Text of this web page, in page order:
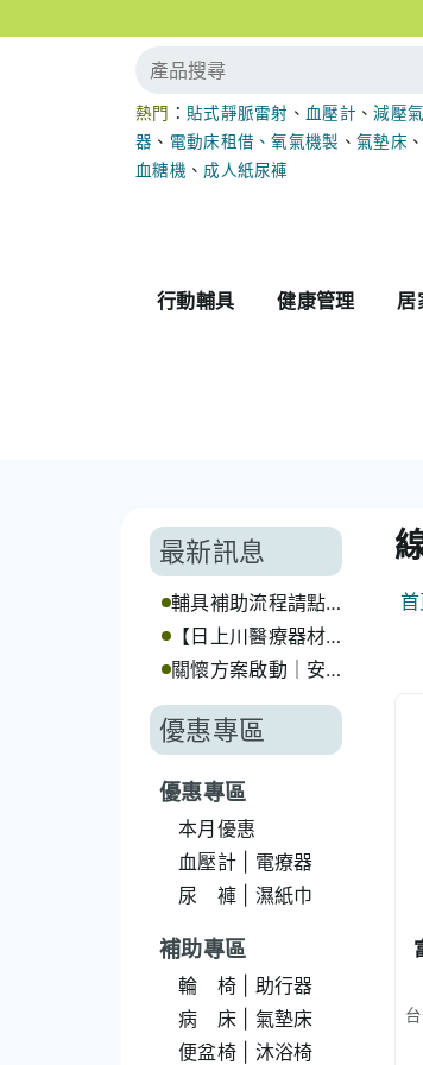
熱門 ： 貼式靜脈雷射 、 血壓計 、減壓
器 、 電動床租借 、氧氣機製 、 氣墊床
血糖機 、 成人紙尿褲
行動輔具 健康管理 居
最新訊息
輔具補助流程請點
我💡
【日上川醫療器材
｜長照輔具補助代
辦服務】
關懷方案啟動｜安
心選擇日上川🤝
優惠專區
優惠專區
本月優惠
血壓計 | 電療器
尿 褲 | 濕紙巾
補助專區
輪 椅 | 助行器
病 床 | 氣墊床
便盆椅 | 沐浴椅
首